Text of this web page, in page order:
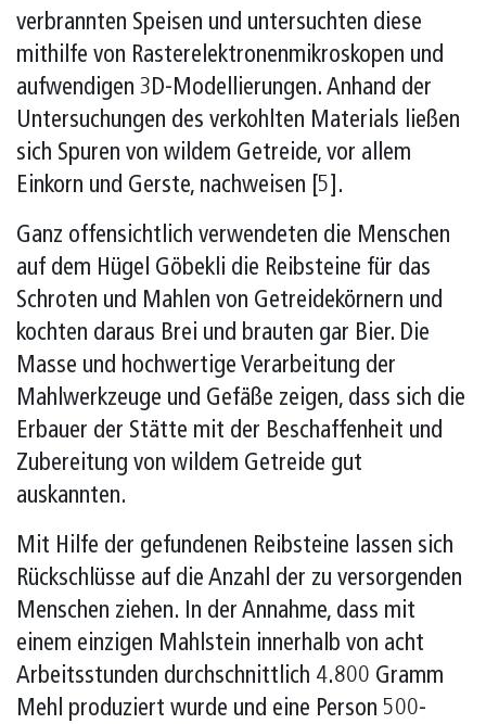
verbrannten Speisen und untersuchten diese
mithilfe von Rasterelektronenmikroskopen und
aufwendigen 3D-Modellierungen. Anhand der
Untersuchungen des verkohlten Materials ließen
sich Spuren von wildem Getreide, vor allem
Einkorn und Gerste, nachweisen [5].
Ganz offensichtlich verwendeten die Menschen
auf dem Hügel Göbekli die Reibsteine für das
Schroten und Mahlen von Getreidekörnern und
kochten daraus Brei und brauten gar Bier. Die
Masse und hochwertige Verarbeitung der
Mahlwerkzeuge und Gefäße zeigen, dass sich die
Erbauer der Stätte mit der Beschaffenheit und
Zubereitung von wildem Getreide gut
auskannten.
Mit Hilfe der gefundenen Reibsteine lassen sich
Rückschlüsse auf die Anzahl der zu versorgenden
Menschen ziehen. In der Annahme, dass mit
einem einzigen Mahlstein innerhalb von acht
Arbeitsstunden durchschnittlich 4.800 Gramm
Mehl produziert wurde und eine Person 500-